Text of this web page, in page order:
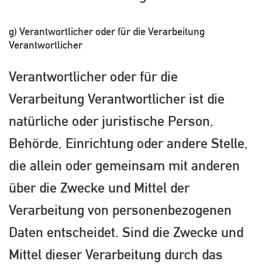
g) Verantwortlicher oder für die Verarbeitung
Verantwortlicher
Verantwortlicher oder für die
Verarbeitung Verantwortlicher ist die
natürliche oder juristische Person,
Behörde, Einrichtung oder andere Stelle,
die allein oder gemeinsam mit anderen
über die Zwecke und Mittel der
Verarbeitung von personenbezogenen
Daten entscheidet. Sind die Zwecke und
Mittel dieser Verarbeitung durch das